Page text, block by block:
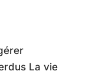
La vie